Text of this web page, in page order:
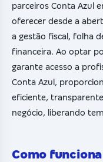
parceiros Conta Azul
oferecer desde a
a gestão fiscal, folha
financeira. Ao optar
garante acesso a
Conta Azul,
eficiente,
negócio, liberando
Como funciona